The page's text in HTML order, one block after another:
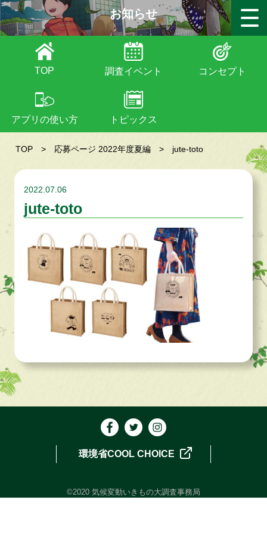
お知らせ
TOP 調査イベント コンセプト
アプリの使い方 トピックス
TOP > 応募ページ 2022年度夏編 > jute-toto
2022.07.06
jute-toto
環境省COOL CHOICE
©2020 気候変動いきもの大調査事務局